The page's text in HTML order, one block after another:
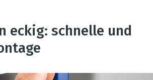
eckig: schnelle und